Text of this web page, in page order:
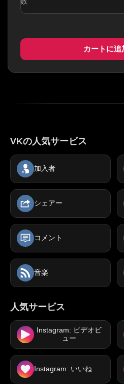
カートに追
VKの人気サービス
加入者
シェアー
コメント
音楽
人気サービス
Instagram: ビデオビ
ュー
Instagram: いいね